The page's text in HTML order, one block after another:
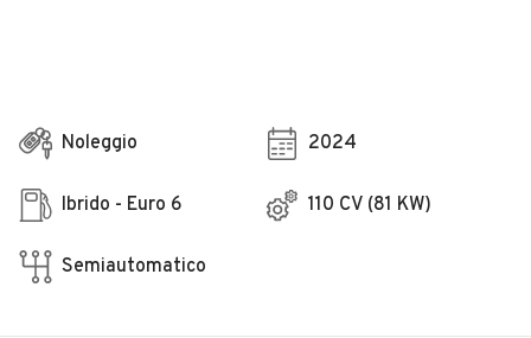
Noleggio 2024
Ibrido - Euro 6 110 CV (81 KW)
Semiautomatico